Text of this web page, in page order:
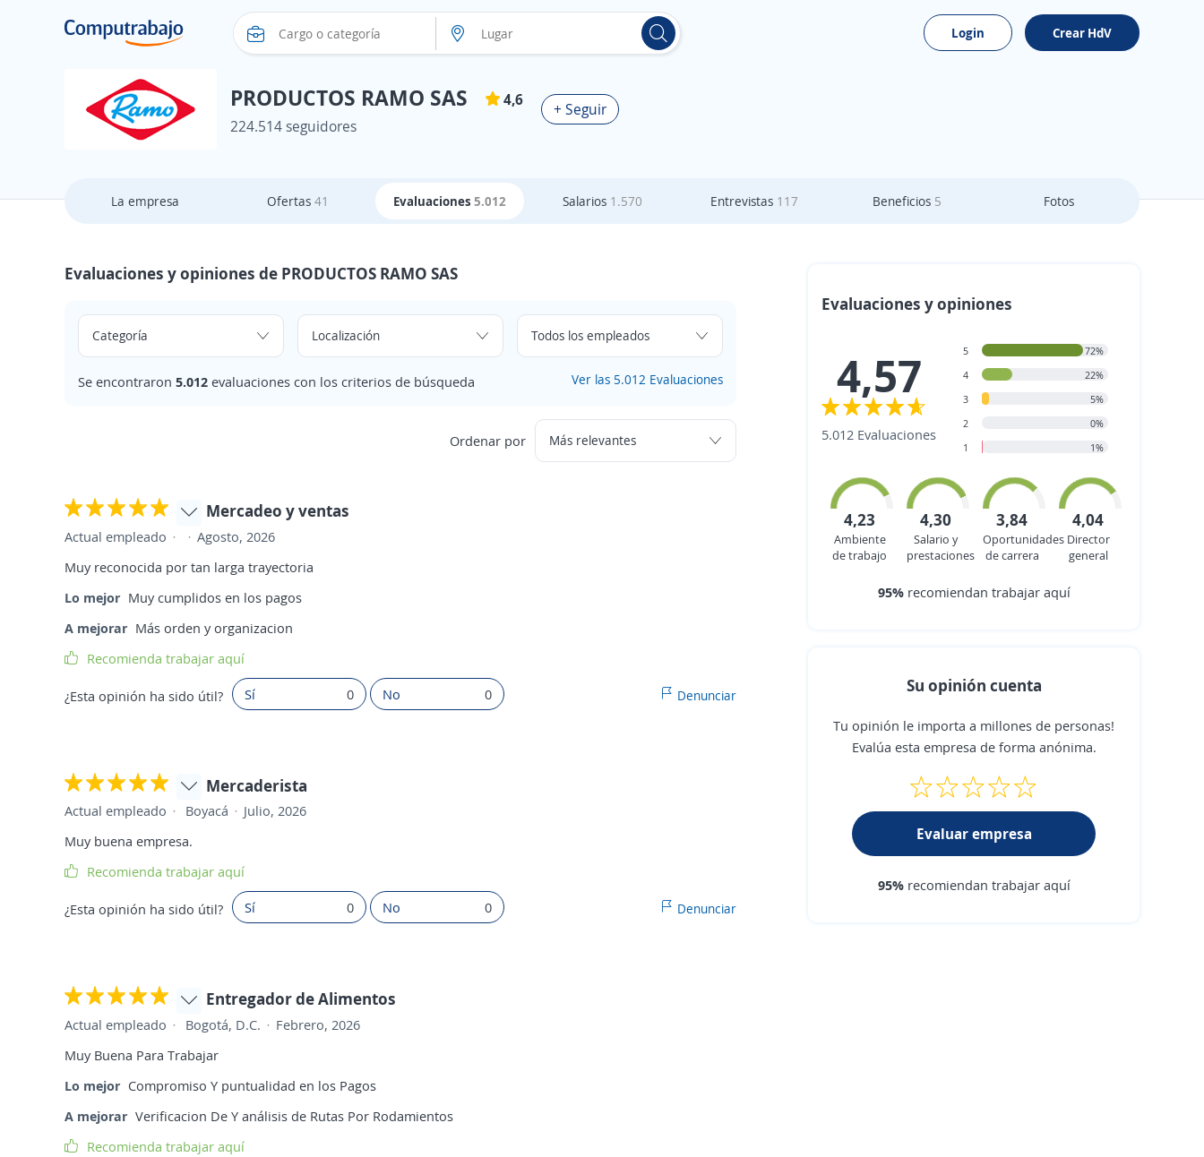
Login Crear HdV
PRODUCTOS RAMO SAS
4,6
224.514 seguidores
+ Seguir
La empresa Ofertas 41 Evaluaciones 5.012 Salarios 1.570 Entrevistas 117 Beneficios 5 Fotos
Evaluaciones y opiniones de PRODUCTOS RAMO SAS
Se encontraron 5.012 evaluaciones con los criterios de búsqueda Ver las 5.012 Evaluaciones
Ordenar por
Mercadeo y ventas
Actual empleado
Agosto, 2026
Muy reconocida por tan larga trayectoria
Lo mejor Muy cumplidos en los pagos
A mejorar Más orden y organizacion
Recomienda trabajar aquí
¿Esta opinión ha sido útil? Sí 0 No 0 Denunciar
Mercaderista
Actual empleado Boyacá
Julio, 2026
Muy buena empresa.
Recomienda trabajar aquí
¿Esta opinión ha sido útil? Sí 0 No 0 Denunciar
Entregador de Alimentos
Actual empleado Bogotá, D.C.
Febrero, 2026
Muy Buena Para Trabajar
Lo mejor Compromiso Y puntualidad en los Pagos
A mejorar Verificacion De Y análisis de Rutas Por Rodamientos
Recomienda trabajar aquí
Evaluaciones y opiniones
4,57
5.012 Evaluaciones
5
72%
4
22%
3
5%
2
0%
1
1%
4,23
Ambiente
de trabajo
4,30
Salario y
prestaciones
3,84
Oportunidades
de carrera
4,04
Director
general
95%recomiendan trabajar aquí
Su opinión cuenta
Tu opinión le importa a millones de personas!
Evalúa esta empresa de forma anónima.
Evaluar empresa
95%recomiendan trabajar aquí